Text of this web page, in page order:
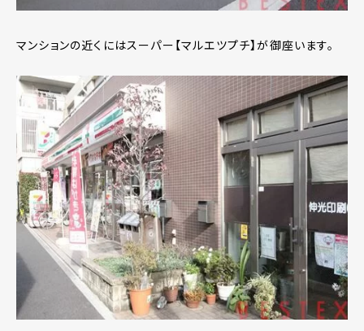
マンションの近くにはスーパー【マルエツプチ】が御座います。